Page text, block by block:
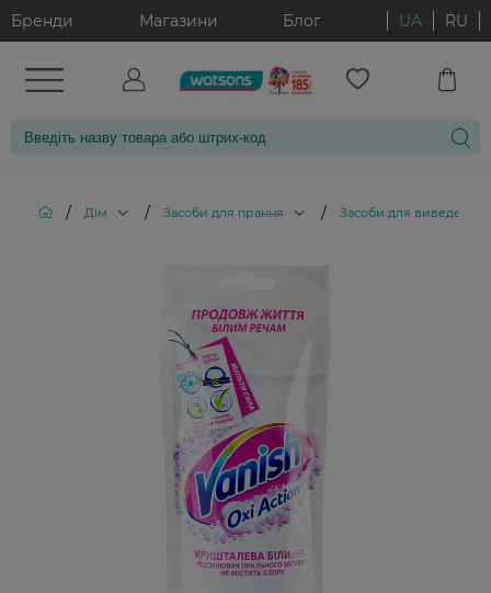
Бренди Магазини Блог UA RU
/ Дім / Засоби для прання / Засоби для виведення